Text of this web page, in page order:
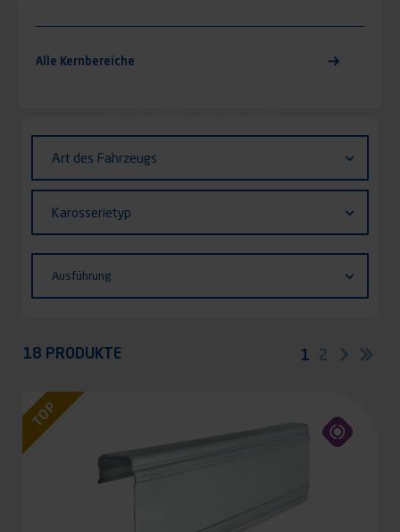
des
Fahrzeugs
Art des Fahrzeugs
Karosserietyp
Ausführung
18 PRODUKTE
Aktuelle
1 Seite
2
TOP
Alle Kernbereiche